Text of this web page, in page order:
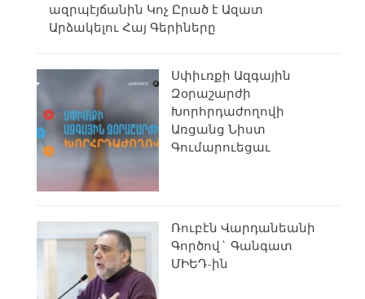
ազրպէյճանին Կոչ Ըրած է Ազատ
Արձակելու Հայ Գերիները
Սփիւռքի Ազգային
Զօրաշարժի
Խորհրդաժողովի
Առցանց Նիստ
Գումարուեցաւ
Ռուբէն Վարդանեանի
Գործով` Գանգատ
ՄԻԵԴ-ին